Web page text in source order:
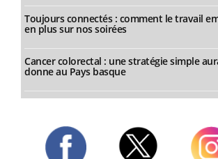
Toujours connectés : comment le travail
en plus sur nos soirées
Cancer colorectal : une stratégie simple
donne au Pays basque